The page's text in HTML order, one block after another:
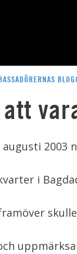
augusti
i